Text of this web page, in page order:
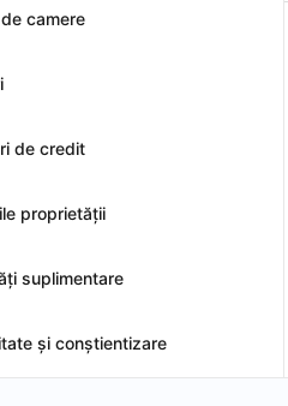
camere
de credit
proprietății
suplimentare
și conștientizare